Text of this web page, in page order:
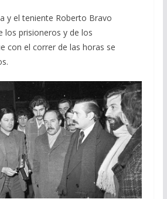
y el teniente Roberto Bravo
los prisioneros y de los
con el correr de las horas se